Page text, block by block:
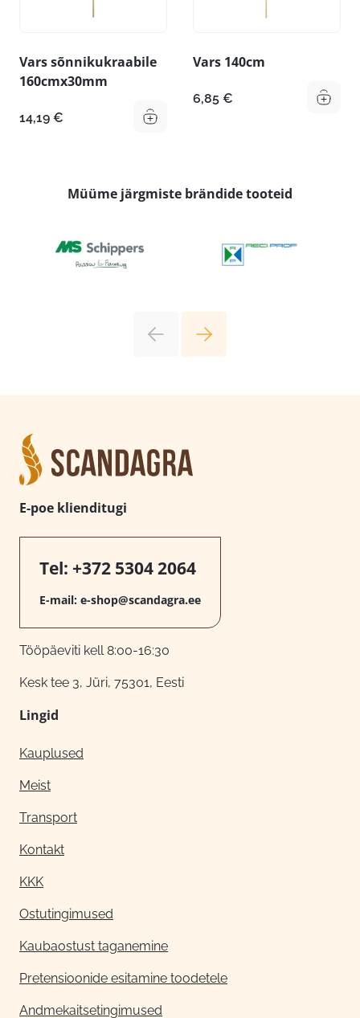
Vars sõnnikukraabile
160cmx30mm
14,19 €
Vars 140cm
6,85 €
Müüme järgmiste brändide tooteid
E-poe klienditugi
Tel: +372 5304 2064
E-mail: e-shop@scandagra.ee
Tööpäeviti kell 8:00-16:30
Kesk tee 3, Jüri, 75301, Eesti
Lingid
Kauplused
Meist
Transport
Kontakt
KKK
Ostutingimused
Kaubaostust taganemine
Pretensioonide esitamine toodetele
Andmekaitsetingimused